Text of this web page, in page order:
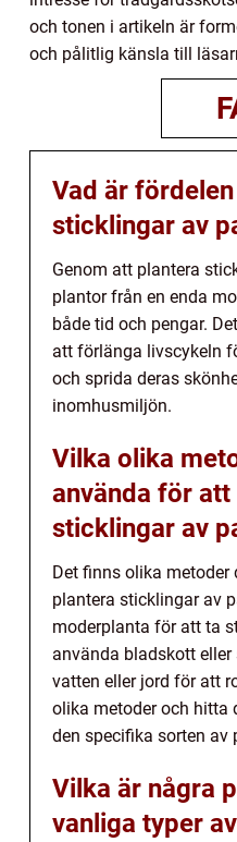
och tonen i artikeln är
och pålitlig känsla till
Vad är
sticklingar av
Genom att plantera
plantor från en enda
både tid och pengar.
att förlänga livscykeln
och sprida deras
inomhusmiljön.
Vilka olika
använda för att
sticklingar av
Det finns olika
plantera sticklingar av
moderplanta för att ta
använda bladskott
vatten eller jord för att
olika metoder och hitta
den specifika sorten av
Vilka är några
vanliga typer